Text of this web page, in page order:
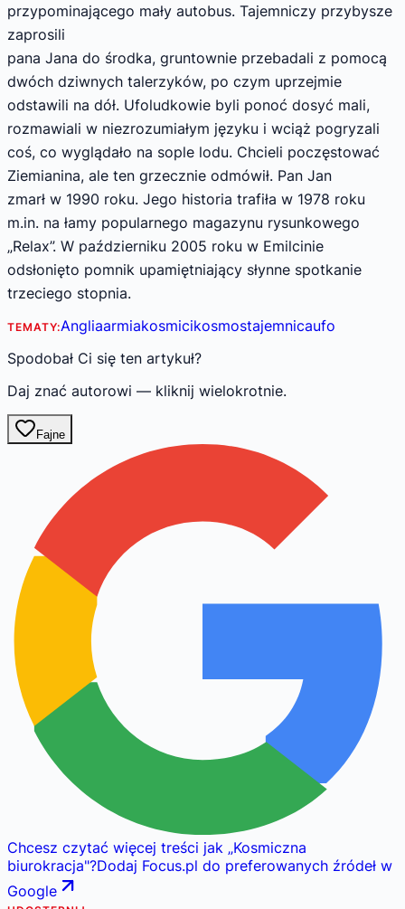
przypominającego mały autobus. Tajemniczy przybysze
zaprosili
pana Jana do środka, gruntownie przebadali z pomocą
dwóch dziwnych talerzyków, po czym uprzejmie
odstawili na dół. Ufoludkowie byli ponoć dosyć mali,
rozmawiali w niezrozumiałym języku i wciąż pogryzali
coś, co wyglądało na sople lodu. Chcieli poczęstować
Ziemianina, ale ten grzecznie odmówił. Pan Jan
zmarł w 1990 roku. Jego historia trafiła w 1978 roku
m.in. na łamy popularnego magazynu rysunkowego
„Relax”. W październiku 2005 roku w Emilcinie
odsłonięto pomnik upamiętniający słynne spotkanie
trzeciego stopnia.
TEMATY:Angliaarmiakosmicikosmostajemnicaufo
Spodobał Ci się ten artykuł?
Daj znać autorowi — kliknij wielokrotnie.
Fajne
Chcesz czytać więcej treści jak „Kosmiczna
biurokracja"?Dodaj Focus.pl do preferowanych źródeł w
Google